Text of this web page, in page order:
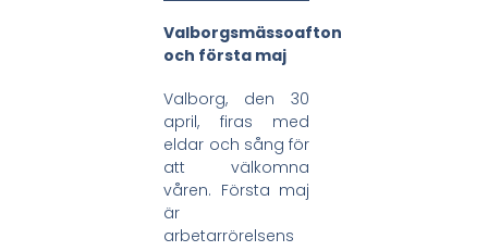
Valborgsmässoafton
och första maj
Valborg, den 30
april, firas med
eldar och sång för
att välkomna
våren. Första maj
är
arbetarrörelsens